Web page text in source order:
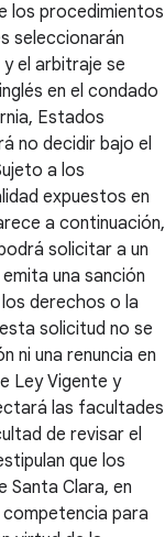
los procedimientos
seleccionarán
el arbitraje se
en el condado
Estados
no decidir bajo el
a los
expuestos en
a continuación,
solicitar a un
una sanción
derechos o la
solicitud no se
ni una renuncia en
Ley Vigente y
las facultades
de revisar el
que los
Santa Clara, en
competencia para